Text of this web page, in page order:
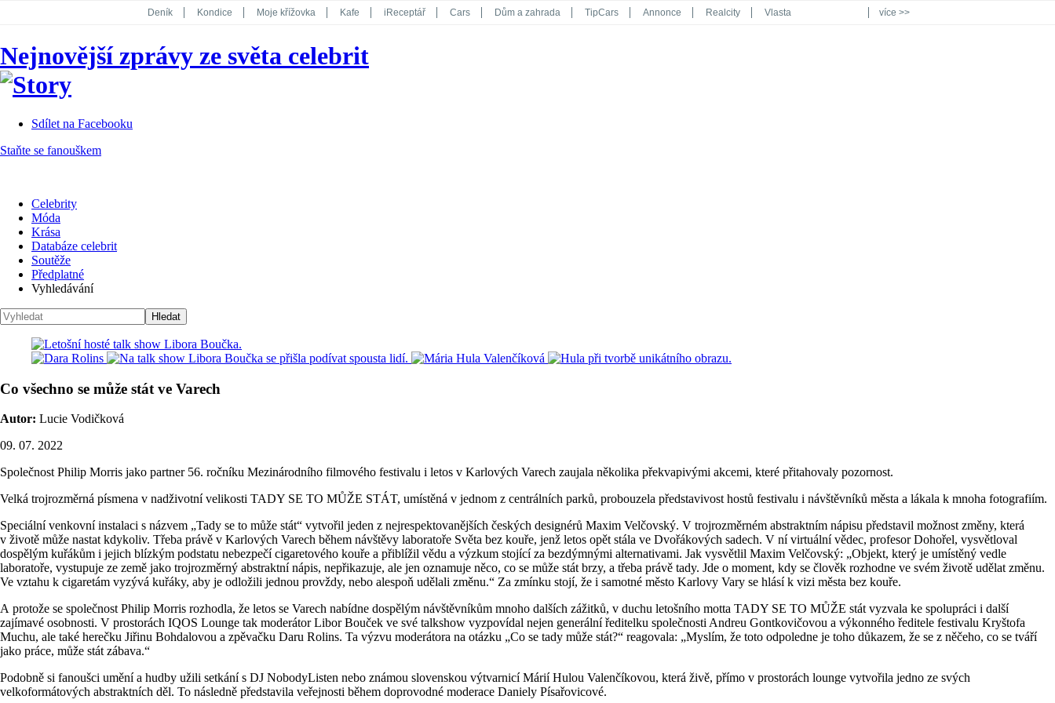
Deník Kondice Moje křížovka Kafe iReceptář Cars Dům a zahrada TipCars Annonce Realcity Vlasta
Koktejl
více >>
Nejnovější zprávy ze světa celebrit
Sdílet na Facebooku
Staňte se fanouškem
Celebrity
Móda
Krása
Databáze celebrit
Soutěže
Předplatné
Vyhledávání
Co všechno se může stát ve Varech
Autor: Lucie Vodičková
09. 07. 2022
Společnost Philip Morris jako partner 56. ročníku Mezinárodního filmového festivalu i letos v Karlových Varech zaujala několika překvapivými akcemi, které přitahovaly pozornost.
Velká trojrozměrná písmena v nadživotní velikosti TADY SE TO MŮŽE STÁT, umístěná v jednom z centrálních parků, probouzela představivost hostů festivalu i návštěvníků města a lákala k mnoha fotografiím.
Speciální venkovní instalaci s názvem „Tady se to může stát“ vytvořil jeden z nejrespektovanějších českých designérů Maxim Velčovský. V trojrozměrném abstraktním nápisu představil možnost změny, která
v životě může nastat kdykoliv. Třeba právě v Karlových Varech během návštěvy laboratoře Světa bez kouře, jenž letos opět stála ve Dvořákových sadech. V ní virtuální vědec, profesor Dohořel, vysvětloval
dospělým kuřákům i jejich blízkým podstatu nebezpečí cigaretového kouře a přiblížil vědu a výzkum stojící za bezdýmnými alternativami. Jak vysvětlil Maxim Velčovský: „Objekt, který je umístěný vedle
laboratoře, vystupuje ze země jako trojrozměrný abstraktní nápis, nepřikazuje, ale jen oznamuje něco, co se může stát brzy, a třeba právě tady. Jde o moment, kdy se člověk rozhodne ve svém životě udělat změnu.
Ve vztahu k cigaretám vyzývá kuřáky, aby je odložili jednou provždy, nebo alespoň udělali změnu.“ Za zmínku stojí, že i samotné město Karlovy Vary se hlásí k vizi města bez kouře.
A protože se společnost Philip Morris rozhodla, že letos se Varech nabídne dospělým návštěvníkům mnoho dalších zážitků, v duchu letošního motta TADY SE TO MŮŽE stát vyzvala ke spolupráci i další
zajímavé osobnosti. V prostorách IQOS Lounge tak moderátor Libor Bouček ve své talkshow vyzpovídal nejen generální ředitelku společnosti Andreu Gontkovičovou a výkonného ředitele festivalu Kryštofa
Muchu, ale také herečku Jiřinu Bohdalovou a zpěvačku Daru Rolins. Ta výzvu moderátora na otázku „Co se tady může stát?“ reagovala: „Myslím, že toto odpoledne je toho důkazem, že se z něčeho, co se tváří
jako práce, může stát zábava.“
Podobně si fanoušci umění a hudby užili setkání s DJ NobodyListen nebo známou slovenskou výtvarnicí Márií Hulou Valenčíkovou, která živě, přímo v prostorách lounge vytvořila jedno ze svých
velkoformátových abstraktních děl. To následně představila veřejnosti během doprovodné moderace Daniely Písařovicové.